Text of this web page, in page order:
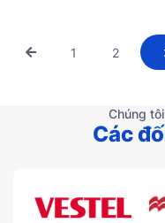
1 2
Chúng
Các